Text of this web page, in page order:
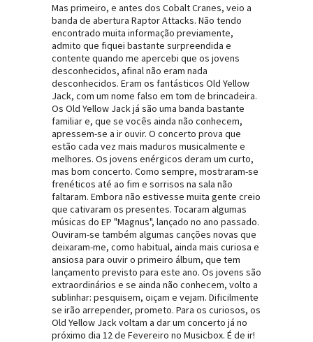
Mas primeiro, e antes dos Cobalt Cranes, veio a
banda de abertura Raptor Attacks. Não tendo
encontrado muita informação previamente,
admito que fiquei bastante surpreendida e
contente quando me apercebi que os jovens
desconhecidos, afinal não eram nada
desconhecidos. Eram os fantásticos Old Yellow
Jack, com um nome falso em tom de brincadeira.
Os Old Yellow Jack já são uma banda bastante
familiar e, que se vocês ainda não conhecem,
apressem-se a ir ouvir. O concerto prova que
estão cada vez mais maduros musicalmente e
melhores. Os jovens enérgicos deram um curto,
mas bom concerto. Como sempre, mostraram-se
frenéticos até ao fim e sorrisos na sala não
faltaram. Embora não estivesse muita gente creio
que cativaram os presentes. Tocaram algumas
músicas do EP "Magnus", lançado no ano passado.
Ouviram-se também algumas canções novas que
deixaram-me, como habitual, ainda mais curiosa e
ansiosa para ouvir o primeiro álbum, que tem
lançamento previsto para este ano. Os jovens são
extraordinários e se ainda não conhecem, volto a
sublinhar: pesquisem, oiçam e vejam. Dificilmente
se irão arrepender, prometo. Para os curiosos, os
Old Yellow Jack voltam a dar um concerto já no
próximo dia 12 de Fevereiro no Musicbox. É de ir!